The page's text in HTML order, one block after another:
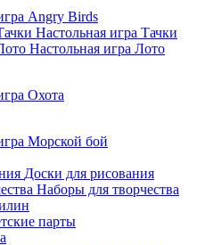
Angry Birds
Настольная игра Тачки
Настольная игра Лото
Охота
Морской бой
Доски для рисования
Наборы для творчества
парты